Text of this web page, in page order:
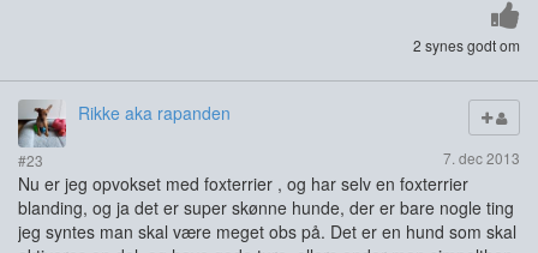
2 synes godt om
Rikke aka rapanden
#23 7. dec 2013
Nu er jeg opvokset med foxterrier , og har selv en foxterrier
blanding, og ja det er super skønne hunde, der er bare nogle ting
jeg syntes man skal være meget obs på. Det er en hund som skal